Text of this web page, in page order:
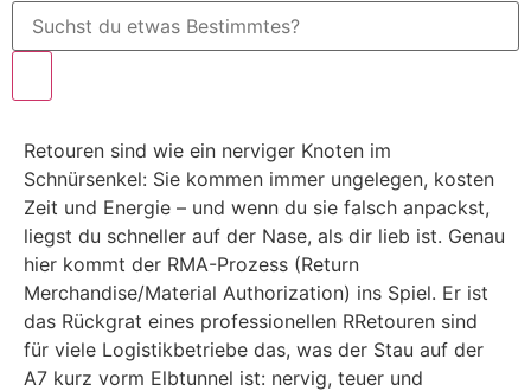
Retouren sind wie ein nerviger Knoten im
Schnürsenkel: Sie kommen immer ungelegen, kosten
Zeit und Energie – und wenn du sie falsch anpackst,
liegst du schneller auf der Nase, als dir lieb ist. Genau
hier kommt der RMA-Prozess (Return
Merchandise/Material Authorization) ins Spiel. Er ist
das Rückgrat eines professionellen RRetouren sind
für viele Logistikbetriebe das, was der Stau auf der
A7 kurz vorm Elbtunnel ist: nervig, teuer und